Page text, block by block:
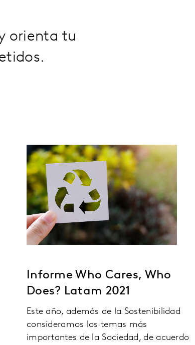
orienta tu
Informe Who Cares, Who
Does? Latam 2021
Este año, además de la Sostenibilidad
consideramos los temas más
importantes de la Sociedad, de acuerdo